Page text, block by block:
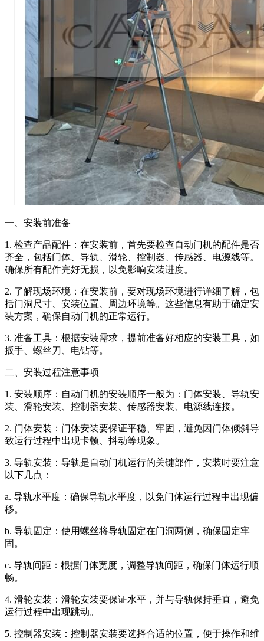
一、安装前准备
1. 检查产品配件：在安装前，首先要检查自动门机的配件是否
齐全，包括门体、导轨、滑轮、控制器、传感器、电源线等。
确保所有配件完好无损，以免影响安装进度。
2. 了解现场环境：在安装前，要对现场环境进行详细了解，包
括门洞尺寸、安装位置、周边环境等。这些信息有助于确定安
装方案，确保自动门机的正常运行。
3. 准备工具：根据安装需求，提前准备好相应的安装工具，如
扳手、螺丝刀、电钻等。
二、安装过程注意事项
1. 安装顺序：自动门机的安装顺序一般为：门体安装、导轨安
装、滑轮安装、控制器安装、传感器安装、电源线连接。
2. 门体安装：门体安装要保证平稳、牢固，避免因门体倾斜导
致运行过程中出现卡顿、抖动等现象。
3. 导轨安装：导轨是自动门机运行的关键部件，安装时要注意
以下几点：
a. 导轨水平度：确保导轨水平度，以免门体运行过程中出现偏
移。
b. 导轨固定：使用螺丝将导轨固定在门洞两侧，确保固定牢
固。
c. 导轨间距：根据门体宽度，调整导轨间距，确保门体运行顺
畅。
4. 滑轮安装：滑轮安装要保证水平，并与导轨保持垂直，避免
运行过程中出现跳动。
5. 控制器安装：控制器安装要选择合适的位置，便于操作和维